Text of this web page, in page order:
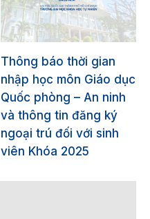
Thông báo thời gian
nhập học môn Giáo dục
Quốc phòng – An ninh
và thông tin đăng ký
ngoại trú đối với sinh
viên Khóa 2025